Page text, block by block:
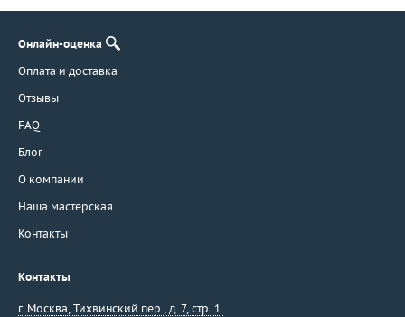
Онлайн-оценка
Оплата и доставка
Отзывы
FAQ
Блог
О компании
Наша мастерская
Контакты
Контакты
г. Москва, Тихвинский пер., д. 7, стр. 1.